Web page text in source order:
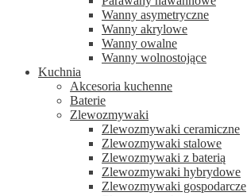
Wanny asymetryczne
Wanny akrylowe
Wanny owalne
Wanny wolnostojące
Kuchnia
Akcesoria kuchenne
Baterie
Zlewozmywaki
Zlewozmywaki ceramiczne
Zlewozmywaki stalowe
Zlewozmywaki z baterią
Zlewozmywaki hybrydowe
Zlewozmywaki gospodarcze